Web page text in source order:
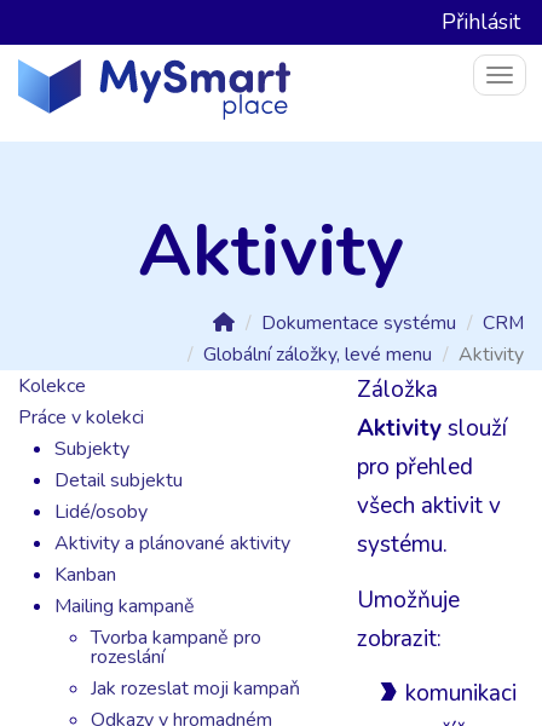
Přihlásit
Aktivity
Dokumentace systému
CRM
Globální záložky, levé menu
Aktivity
Kolekce
Práce v kolekci
Subjekty
Detail subjektu
Lidé/osoby
Aktivity a plánované aktivity
Kanban
Mailing kampaně
Tvorba kampaně pro
rozeslání
Jak rozeslat moji kampaň
Odkazy v hromadném
Záložka
Aktivityslouží
pro přehled
všech aktivit v
systému.
Umožňuje
zobrazit:
komunikaci